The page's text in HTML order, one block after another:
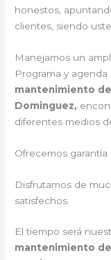
honestos,
clientes, siendo
Manejamos un
Programa y
mantenimiento
Dominguez,
diferentes medios
Ofrecemos
Disfrutamos de
satisfechos.
El tiempo será
mantenimiento